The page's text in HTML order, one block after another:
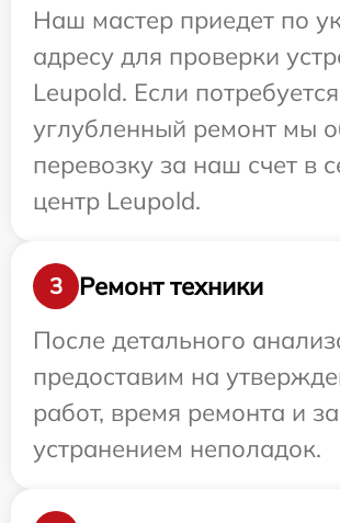
Наш мастер приедет по
адресу для проверки
Leupold. Если потребуется
углубленный ремонт мы
перевозку за наш счет в
центр Leupold.
3
Ремонт техники
После детального
предоставим на
работ, время ремонта и
устранением неполадок.